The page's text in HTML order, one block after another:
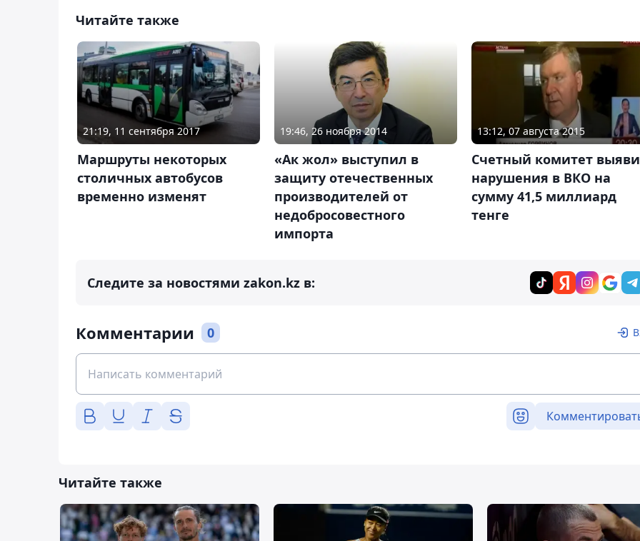
Читайте также
21:19, 11 сентября 2017
Маршруты некоторых
столичных автобусов
временно изменят
19:46, 26 ноября 2014
«Ак жол» выступил в
защиту отечественных
производителей от
недобросовестного
импорта
13:12, 07 августа 2015
Счетный комитет
нарушения в ВКО на
сумму 41,5 миллиард
тенге
Следите за новостями zakon.kz в:
Комментарии 0
Читайте также